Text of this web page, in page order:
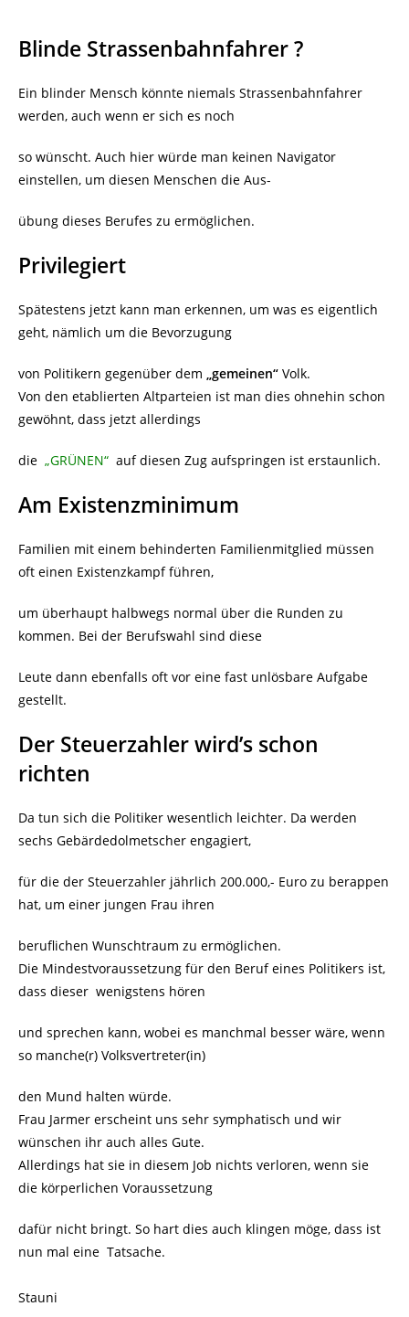
Blinde Strassenbahnfahrer ?
Ein blinder Mensch könnte niemals Strassenbahnfahrer
werden, auch wenn er sich es noch
so wünscht. Auch hier würde man keinen Navigator
einstellen, um diesen Menschen die Aus-
übung dieses Berufes zu ermöglichen.
Privilegiert
Spätestens jetzt kann man erkennen, um was es eigentlich
geht, nämlich um die Bevorzugung
von Politikern gegenüber dem „gemeinen“ Volk.
Von den etablierten Altparteien ist man dies ohnehin schon
gewöhnt, dass jetzt allerdings
die „GRÜNEN“ auf diesen Zug aufspringen ist erstaunlich.
Am Existenzminimum
Familien mit einem behinderten Familienmitglied müssen
oft einen Existenzkampf führen,
um überhaupt halbwegs normal über die Runden zu
kommen. Bei der Berufswahl sind diese
Leute dann ebenfalls oft vor eine fast unlösbare Aufgabe
gestellt.
Der Steuerzahler wird’s schon
richten
Da tun sich die Politiker wesentlich leichter. Da werden
sechs Gebärdedolmetscher engagiert,
für die der Steuerzahler jährlich 200.000,- Euro zu berappen
hat, um einer jungen Frau ihren
beruflichen Wunschtraum zu ermöglichen.
Die Mindestvoraussetzung für den Beruf eines Politikers ist,
dass dieser wenigstens hören
und sprechen kann, wobei es manchmal besser wäre, wenn
so manche(r) Volksvertreter(in)
den Mund halten würde.
Frau Jarmer erscheint uns sehr symphatisch und wir
wünschen ihr auch alles Gute.
Allerdings hat sie in diesem Job nichts verloren, wenn sie
die körperlichen Voraussetzung
dafür nicht bringt. So hart dies auch klingen möge, dass ist
nun mal eine Tatsache.
Stauni